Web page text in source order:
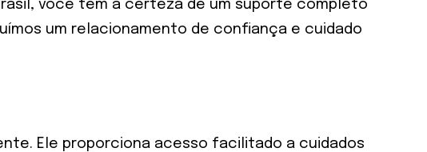
você tem a certeza de um suporte completo
um relacionamento de confiança e cuidado
Ele proporciona acesso facilitado a cuidados